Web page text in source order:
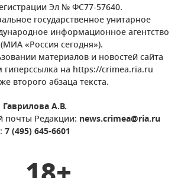
Эл № ФС77-57640.
государственное унитарное
информационное агентство
(МИА «Россия сегодня»).
материалов и новостей сайта
на https://crimea.ria.ru
второго абзаца текста.
Гаврилова А.В.
почты Редакции: news.crimea@ria.ru
7 (495) 645-6601